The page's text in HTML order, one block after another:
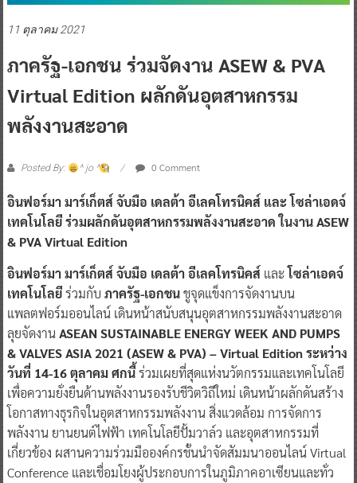
11 ตุลาคม 2021
ภาครัฐ-เอกชน ร่วมจัดงาน ASEW & PVA
Virtual Edition ผลักดันอุตสาหกรรม
พลังงานสะอาด
Posted By: ^ jo ^ 0 Comment
อินฟอร์มา มาร์เก็ตส์ จับมือ เดลต้า อีเลคโทรนิคส์ และ โซล่าเอดจ์
เทคโนโลยี ร่วมผลักดันอุตสาหกรรมพลังงานสะอาด ในงาน ASEW
& PVA Virtual Edition
อินฟอร์มา มาร์เก็ตส์ จับมือ เดลต้า อีเลคโทรนิคส์ และโซล่าเอดจ์
เทคโนโลยีร่วมกับ ภาครัฐ-เอกชนชูจุดแข็งการจัดงานบน
แพลตฟอร์มออนไลน์ เดินหน้าสนับสนุนอุตสาหกรรมพลังงานสะอาด
ลุยจัดงานASEAN SUSTAINABLE ENERGY WEEK AND PUMPS
& VALVES ASIA 2021 (ASEW & PVA) – Virtual Edition ระหว่าง
วันที่ 14-16 ตุลาคม ศกนี้ร่วมเผยที่สุดแห่งนวัตกรรมและเทคโนโลยี
เพื่อความยั่งยืนด้านพลังงานรองรับชีวิตวิถีใหม่ เดินหน้าผลักดันสร้าง
โอกาสทางธุรกิจในอุตสาหกรรมพลังงาน สิ่งแวดล้อม การจัดการ
พลังงาน ยานยนต์ไฟฟ้า เทคโนโลยีปั้มวาล์ว และอุตสาหกรรมที่
เกี่ยวข้อง ผสานความร่วมมือองค์กรชั้นนำจัดสัมมนาออนไลน์ Virtual
Conference และเชื่อมโยงผู้ประกอบการในภูมิภาคอาเซียนและทั่ว